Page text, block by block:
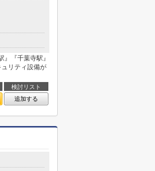
『千葉寺駅』
リティ設備が
検討リスト
追加する